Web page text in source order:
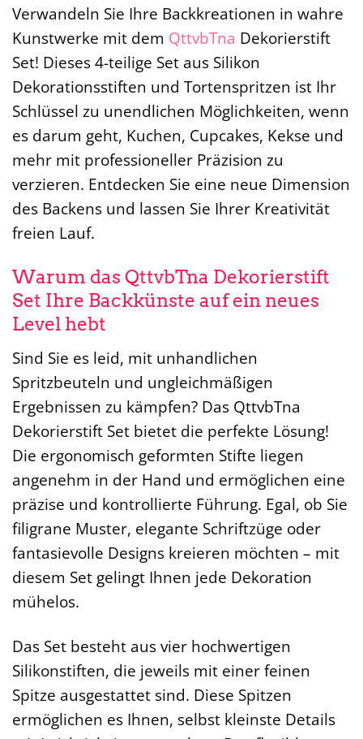
Verwandeln Sie Ihre Backkreationen in wahre
Kunstwerke mit dem QttvbTna Dekorierstift
Set! Dieses 4-teilige Set aus Silikon
Dekorationsstiften und Tortenspritzen ist Ihr
Schlüssel zu unendlichen Möglichkeiten, wenn
es darum geht, Kuchen, Cupcakes, Kekse und
mehr mit professioneller Präzision zu
verzieren. Entdecken Sie eine neue Dimension
des Backens und lassen Sie Ihrer Kreativität
freien Lauf.
Warum das QttvbTna Dekorierstift
Set Ihre Backkünste auf ein neues
Level hebt
Sind Sie es leid, mit unhandlichen
Spritzbeuteln und ungleichmäßigen
Ergebnissen zu kämpfen? Das QttvbTna
Dekorierstift Set bietet die perfekte Lösung!
Die ergonomisch geformten Stifte liegen
angenehm in der Hand und ermöglichen eine
präzise und kontrollierte Führung. Egal, ob Sie
filigrane Muster, elegante Schriftzüge oder
fantasievolle Designs kreieren möchten – mit
diesem Set gelingt Ihnen jede Dekoration
mühelos.
Das Set besteht aus vier hochwertigen
Silikonstiften, die jeweils mit einer feinen
Spitze ausgestattet sind. Diese Spitzen
ermöglichen es Ihnen, selbst kleinste Details